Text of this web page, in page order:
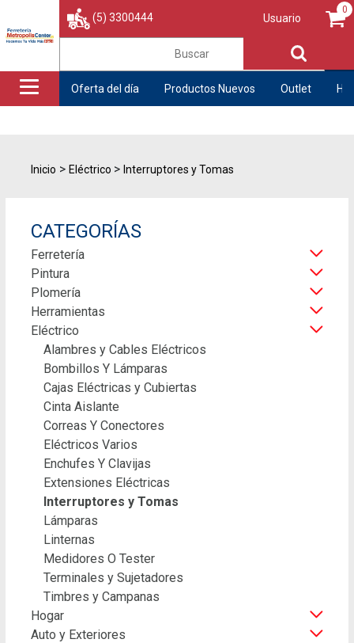
(5) 3300444 Usuario
0
Oferta del día Productos Nuevos Outlet
Inicio > Eléctrico > Interruptores y Tomas
CATEGORÍAS
Ferretería
Pintura
Plomería
Herramientas
Eléctrico
Alambres y Cables Eléctricos
Bombillos Y Lámparas
Cajas Eléctricas y Cubiertas
Cinta Aislante
Correas Y Conectores
Eléctricos Varios
Enchufes Y Clavijas
Extensiones Eléctricas
Interruptores y Tomas
Lámparas
Linternas
Medidores O Tester
Terminales y Sujetadores
Timbres y Campanas
Hogar
Auto y Exteriores